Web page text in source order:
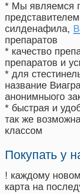
* Мы являемся
силденафила,
препаратов
* качество
препаратов и
* для
название
анонимныого
* быстрая и
так же
классом
Покупать у
! каждому
карта на